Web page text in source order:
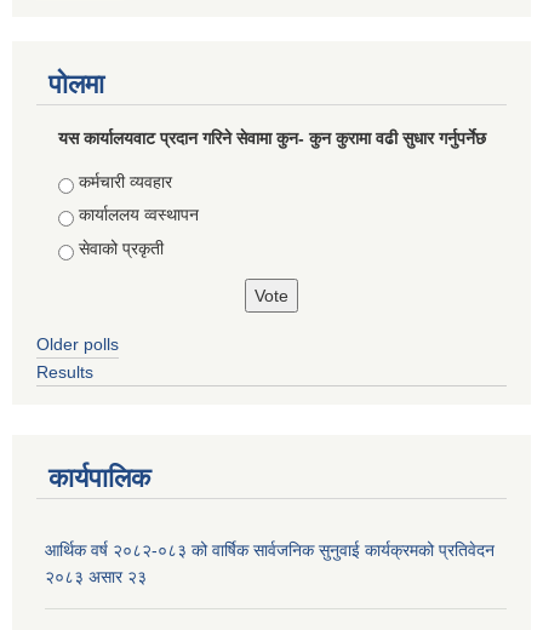
पोलमा
यस कार्यालयवाट प्रदान गरिने सेवामा कुन- कुन कुरामा वढी सुधार गर्नुपर्नेछ
Choices
कर्मचारी व्यवहार
कार्याललय व्वस्थापन
सेवाको प्रकृती
Older polls
Results
कार्यपालिक
आर्थिक वर्ष २०८२-०८३ को वार्षिक सार्वजनिक सुनुवाई कार्यक्रमको प्रतिवेदन
२०८३ असार २३